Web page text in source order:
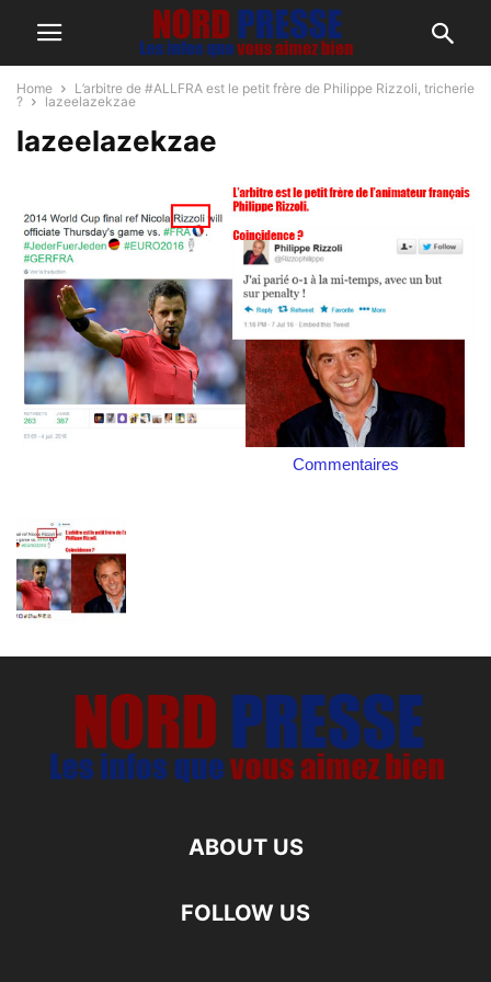
Home
L’arbitre de #ALLFRA est le petit frère de Philippe Rizzoli, tricherie
?
lazeelazekzae
lazeelazekzae
Commentaires
ABOUT US
FOLLOW US